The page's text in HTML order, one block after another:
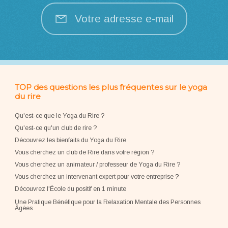
Votre adresse e-mail
TOP des questions les plus fréquentes sur le yoga
du rire
Qu'est-ce que le Yoga du Rire ?
Qu'est-ce qu'un club de rire ?
Découvrez les bienfaits du Yoga du Rire
Vous cherchez un club de Rire dans votre région ?
Vous cherchez un animateur / professeur de Yoga du Rire ?
Vous cherchez un intervenant expert pour votre entreprise?
Découvrez l'École du positif en 1 minute
Une Pratique Bénéfique pour la Relaxation Mentale des Personnes
Âgées